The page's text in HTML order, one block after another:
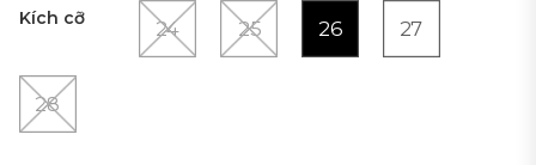
Kích cỡ 24 25 26 27
28